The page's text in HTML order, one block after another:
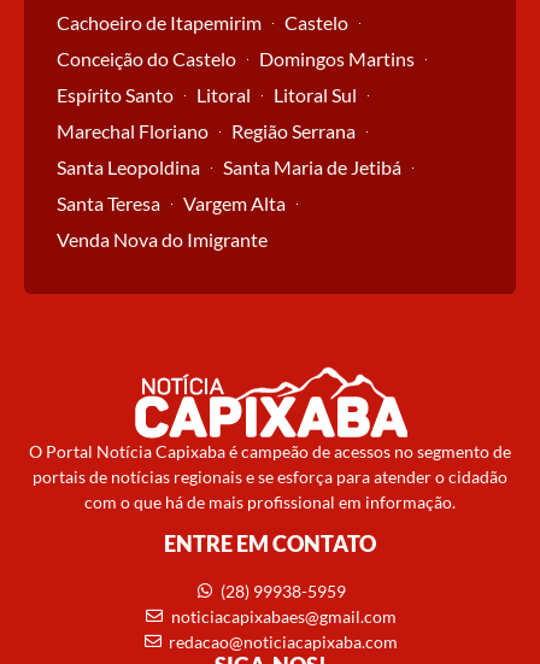
Cachoeiro de Itapemirim
Castelo
Conceição do Castelo
Domingos Martins
Espírito Santo
Litoral
Litoral Sul
Marechal Floriano
Região Serrana
Santa Leopoldina
Santa Maria de Jetibá
Santa Teresa
Vargem Alta
Venda Nova do Imigrante
O Portal Notícia Capixaba é campeão de acessos no segmento de
portais de notícias regionais e se esforça para atender o cidadão
com o que há de mais profissional em informação.
ENTRE EM CONTATO
(28) 99938-5959
noticiacapixabaes@gmail.com
redacao@noticiacapixaba.com